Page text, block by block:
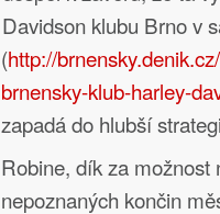
Davidson klubu Brno v
(http://
brnensky-klub-harley-
zapadá do hlubší
Robine, dík za možnost
nepoznaných končin